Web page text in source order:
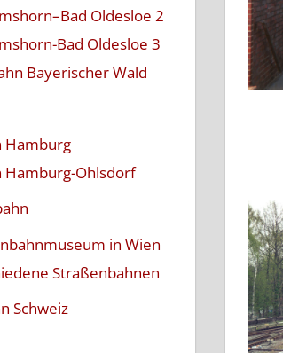
Oldesloe 2
Bad Oldesloe 3
Bayerischer Wald
Hamburg
Hamburg-Ohlsdorf
in Wien
Straßenbahnen
Schweiz